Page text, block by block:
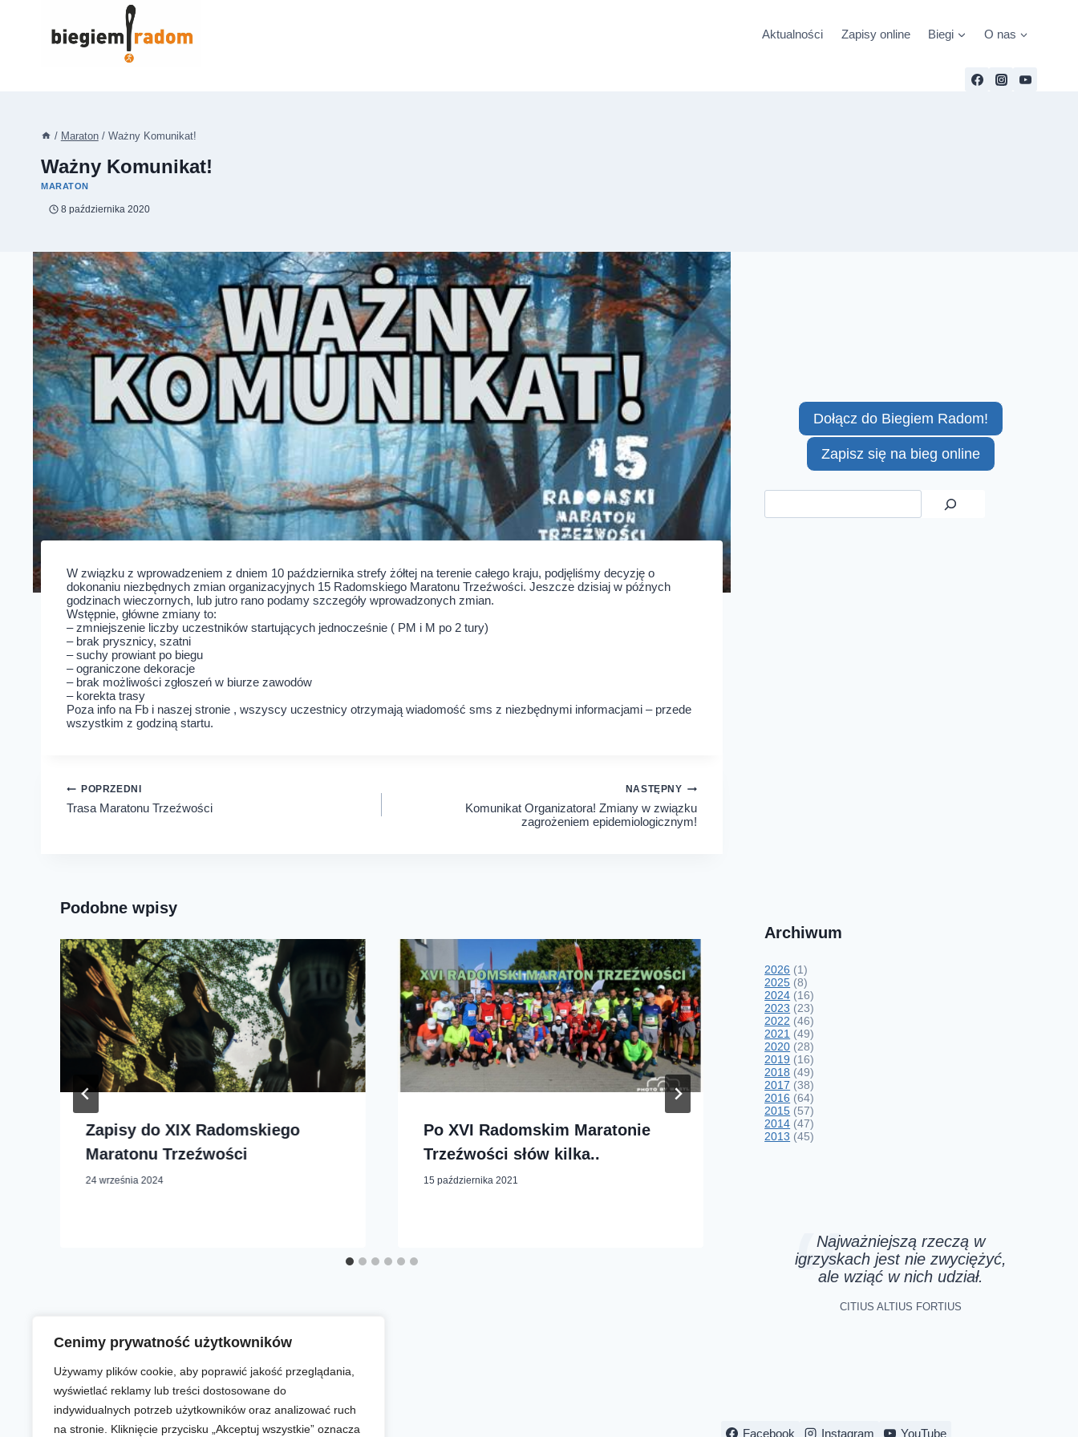
Cenimy prywatność użytkowników
Używamy plików cookie, aby poprawić jakość przeglądania,
wyświetlać reklamy lub treści dostosowane do
indywidualnych potrzeb użytkowników oraz analizować ruch
na stronie. Kliknięcie przycisku „Akceptuj wszystkie” oznacza
Aktualności Zapisy online Biegi O nas
/ Maraton / Ważny Komunikat!
Ważny Komunikat!
MARATON
8 października 2020
W związku z wprowadzeniem z dniem 10 października strefy żółtej na terenie całego kraju, podjęliśmy decyzję o
dokonaniu niezbędnych zmian organizacyjnych 15 Radomskiego Maratonu Trzeźwości. Jeszcze dzisiaj w późnych
godzinach wieczornych, lub jutro rano podamy szczegóły wprowadzonych zmian.
Wstępnie, główne zmiany to:
– zmniejszenie liczby uczestników startujących jednocześnie ( PM i M po 2 tury)
– brak prysznicy, szatni
– suchy prowiant po biegu
– ograniczone dekoracje
– brak możliwości zgłoszeń w biurze zawodów
– korekta trasy
Poza info na Fb i naszej stronie , wszyscy uczestnicy otrzymają wiadomość sms z niezbędnymi informacjami – przede
wszystkim z godziną startu.
Nawigacja
wpisu
POPRZEDNI
Trasa Maratonu Trzeźwości
NASTĘPNY
Komunikat Organizatora! Zmiany w związku
zagrożeniem epidemiologicznym!
Podobne wpisy
Zapisy do XIX Radomskiego
Maratonu Trzeźwości
24 września 2024
Po XVI Radomskim Maratonie
Trzeźwości słów kilka..
15 października 2021
WYNIKI – XI RADOMSKI
Dołącz do Biegiem Radom!
Zapisz się na bieg online
Szukaj
Archiwum
2026 (1)
2025 (8)
2024 (16)
2023 (23)
2022 (46)
2021 (49)
2020 (28)
2019 (16)
2018 (49)
2017 (38)
2016 (64)
2015 (57)
2014 (47)
2013 (45)
Najważniejszą rzeczą w
igrzyskach jest nie zwyciężyć,
ale wziąć w nich udział.
CITIUS ALTIUS FORTIUS
Aktualności Zapisy online Biegi O nas Facebook Instagram YouTube